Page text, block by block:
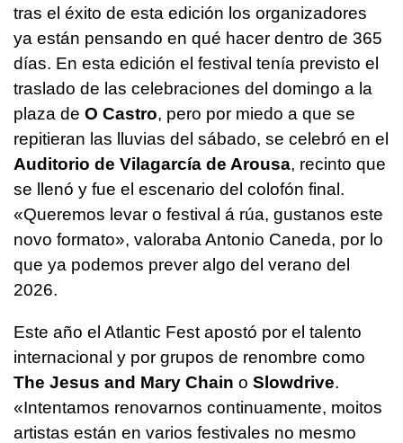
tras el éxito de esta edición los organizadores
ya están pensando en qué hacer dentro de 365
días. En esta edición el festival tenía previsto el
traslado de las celebraciones del domingo a la
plaza de O Castro, pero por miedo a que se
repitieran las lluvias del sábado, se celebró en el
Auditorio de Vilagarcía de Arousa, recinto que
se llenó y fue el escenario del colofón final.
«Queremos levar o festival á rúa, gustanos este
novo formato», valoraba Antonio Caneda, por lo
que ya podemos prever algo del verano del
2026.
Este año el Atlantic Fest apostó por el talento
internacional y por grupos de renombre como
The Jesus and Mary Chain o Slowdrive.
«Intentamos renovarnos continuamente, moitos
artistas están en varios festivales no mesmo